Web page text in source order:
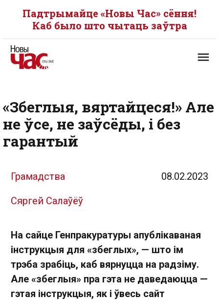
Падтрымайце «Новы Час» сёння!
Каб было што чытаць заўтра
«Збеглыя, вяртайцеся!» Але
не ўсе, не заўсёды, і без
гарантый
Грамадства 08.02.2023
Сяргей Салаўёў
На сайце Генпракуратуры апублікаваная
інструкцыя для «збеглых», — што ім
трэба зрабіць, каб вярнуцца на радзіму.
Але «збеглыя» пра гэта не даведаюцца —
гэтая інструкцыя, як і ўвесь сайт